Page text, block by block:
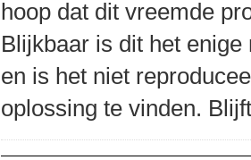
hoop dat dit vreemde
Blijkbaar is dit het
en is het niet
oplossing te vinden.